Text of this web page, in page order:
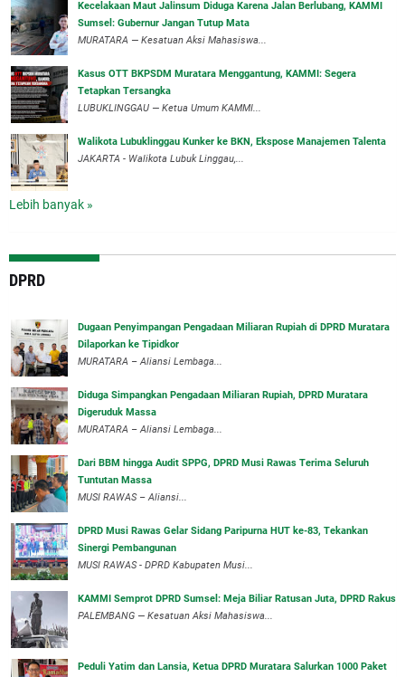
‎Kecelakaan Maut Jalinsum Diduga Karena Jalan Berlubang, KAMMI
Sumsel: Gubernur Jangan Tutup Mata
‎MURATARA — Kesatuan Aksi Mahasiswa...
‎Kasus OTT BKPSDM Muratara Menggantung, KAMMI: Segera
Tetapkan Tersangka
‎LUBUKLINGGAU — Ketua Umum KAMMI...
Walikota Lubuklinggau Kunker ke BKN, Ekspose Manajemen Talenta
JAKARTA - Walikota Lubuk Linggau,...
Lebih banyak »
DPRD
‎Dugaan Penyimpangan Pengadaan Miliaran Rupiah di DPRD Muratara
Dilaporkan ke Tipidkor
‎MURATARA – Aliansi Lembaga...
Diduga Simpangkan Pengadaan Miliaran Rupiah, DPRD Muratara
Digeruduk Massa
‎MURATARA – Aliansi Lembaga...
Dari BBM hingga Audit SPPG, DPRD Musi Rawas Terima Seluruh
Tuntutan Massa
MUSI RAWAS – Aliansi...
DPRD Musi Rawas Gelar Sidang Paripurna HUT ke-83, Tekankan
Sinergi Pembangunan
MUSI RAWAS - DPRD Kabupaten Musi...
KAMMI Semprot DPRD Sumsel: Meja Biliar Ratusan Juta, DPRD Rakus
PALEMBANG — Kesatuan Aksi Mahasiswa...
Peduli Yatim dan Lansia, Ketua DPRD Muratara Salurkan 1000 Paket